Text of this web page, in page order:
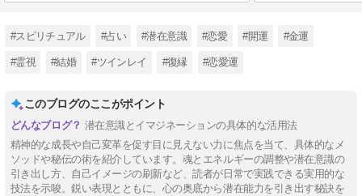
#スピリチュアル #占い #潜在意識 #恋愛 #開運 #金運
#霊視 #結婚 #ツインレイ #復縁 #恋愛運
このブログのここがポイント
潜在意識とイマジネーションの具体的な活用法
精神的な成長や自己変革を促す目に見えない力に焦点を当て、具体的なメ
ソッドや秘伝の術を紹介しています。魂とエネルギーの調整や潜在意識の
引き出し方、自己イメージの刷新など、読者が日常で実践できる実用的な
技法を示唆。鋭い表現とともに、心の奥底から潜在能力を引き出す秘訣を